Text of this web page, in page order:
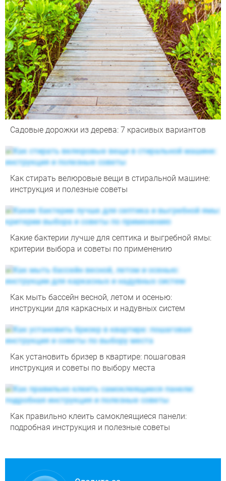
Садовые дорожки из дерева: 7 красивых вариантов
Как стирать велюровые вещи в стиральной машине:
инструкция и полезные советы
Какие бактерии лучше для септика и выгребной ямы:
критерии выбора и советы по применению
Как мыть бассейн весной, летом и осенью:
инструкции для каркасных и надувных систем
Как установить бризер в квартире: пошаговая
инструкция и советы по выбору места
Как правильно клеить самоклеящиеся панели:
подробная инструкция и полезные советы